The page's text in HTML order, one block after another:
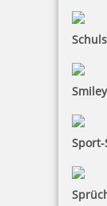
Trodat
Jetzt gestalten